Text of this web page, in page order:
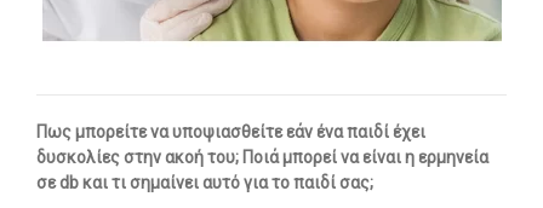
-- Κατ’οίκον Προγράμματα
Οι υπηρεσίες μας
Πως μπορείτε να υποψιασθείτε εάν ένα παιδί έχει
δυσκολίες στην ακοή του; Ποιά μπορεί να είναι η ερμηνεία
σε db και τι σημαίνει αυτό για το παιδί σας;